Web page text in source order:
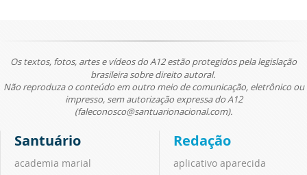
Os textos, fotos, artes e vídeos do A12 estão protegidos pela legislação
brasileira sobre direito autoral.
Não reproduza o conteúdo em outro meio de comunicação, eletrônico ou
impresso, sem autorização expressa do A12
(faleconosco@santuarionacional.com).
Santuário
academia marial
Redação
aplicativo aparecida